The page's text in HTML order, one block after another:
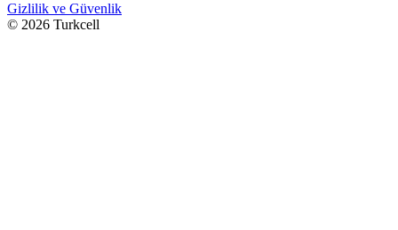
Gizlilik ve Güvenlik
© 2026 Turkcell